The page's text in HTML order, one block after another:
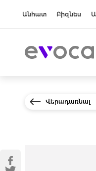
Անհատ Բիզնես
Վերադառնալ